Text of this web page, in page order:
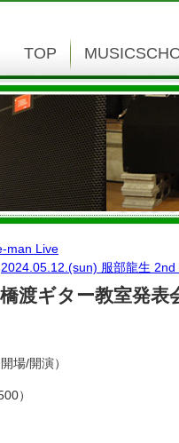
TOP
man Live
2024.05.12.(sun) 服部龍生
渡ギター教室発
場/開演）
）